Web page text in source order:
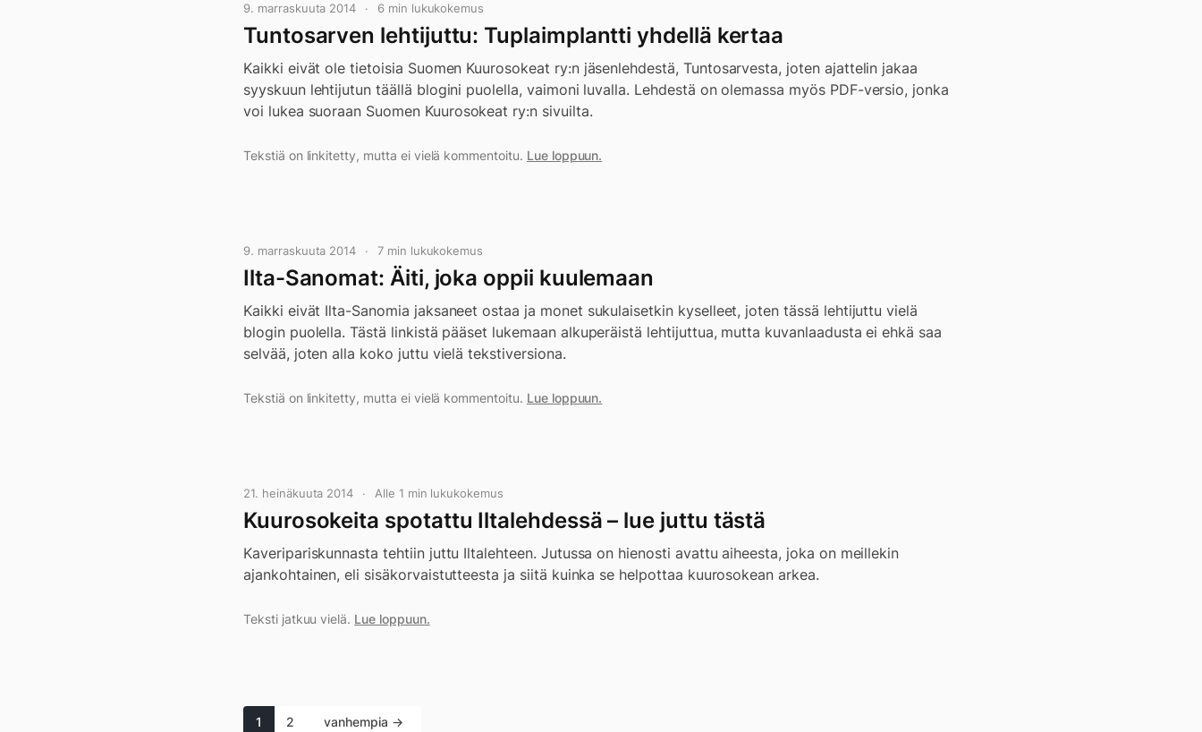
9. marraskuuta 2014 6 min lukukokemus
Tuntosarven lehtijuttu: Tuplaimplantti yhdellä kertaa
Kaikki eivät ole tietoisia Suomen Kuurosokeat ry:n jäsenlehdestä, Tuntosarvesta, joten ajattelin jakaa
syyskuun lehtijutun täällä blogini puolella, vaimoni luvalla. Lehdestä on olemassa myös PDF-versio, jonka
voi lukea suoraan Suomen Kuurosokeat ry:n sivuilta.
Tekstiä on linkitetty, mutta ei vielä kommentoitu. Lue loppuun.
9. marraskuuta 2014 7 min lukukokemus
Ilta-Sanomat: Äiti, joka oppii kuulemaan
Kaikki eivät Ilta-Sanomia jaksaneet ostaa ja monet sukulaisetkin kyselleet, joten tässä lehtijuttu vielä
blogin puolella. Tästä linkistä pääset lukemaan alkuperäistä lehtijuttua, mutta kuvanlaadusta ei ehkä saa
selvää, joten alla koko juttu vielä tekstiversiona.
Tekstiä on linkitetty, mutta ei vielä kommentoitu. Lue loppuun.
21. heinäkuuta 2014 Alle 1 min lukukokemus
Kuurosokeita spotattu Iltalehdessä – lue juttu tästä
Kaveripariskunnasta tehtiin juttu Iltalehteen. Jutussa on hienosti avattu aiheesta, joka on meillekin
ajankohtainen, eli sisäkorvaistutteesta ja siitä kuinka se helpottaa kuurosokean arkea.
Teksti jatkuu vielä. Lue loppuun.
1 2 vanhempia →